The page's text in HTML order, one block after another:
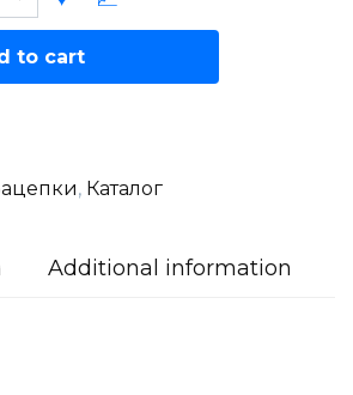
to cart
, Каталог
Additional information